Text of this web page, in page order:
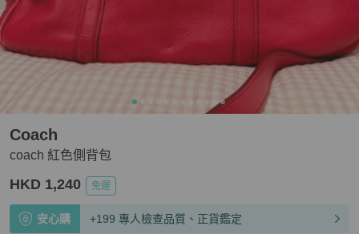
coach 紅色側背包
Coach
HKD 1,240 免運
安心購 +199 專人檢查品質、正貨鑑定